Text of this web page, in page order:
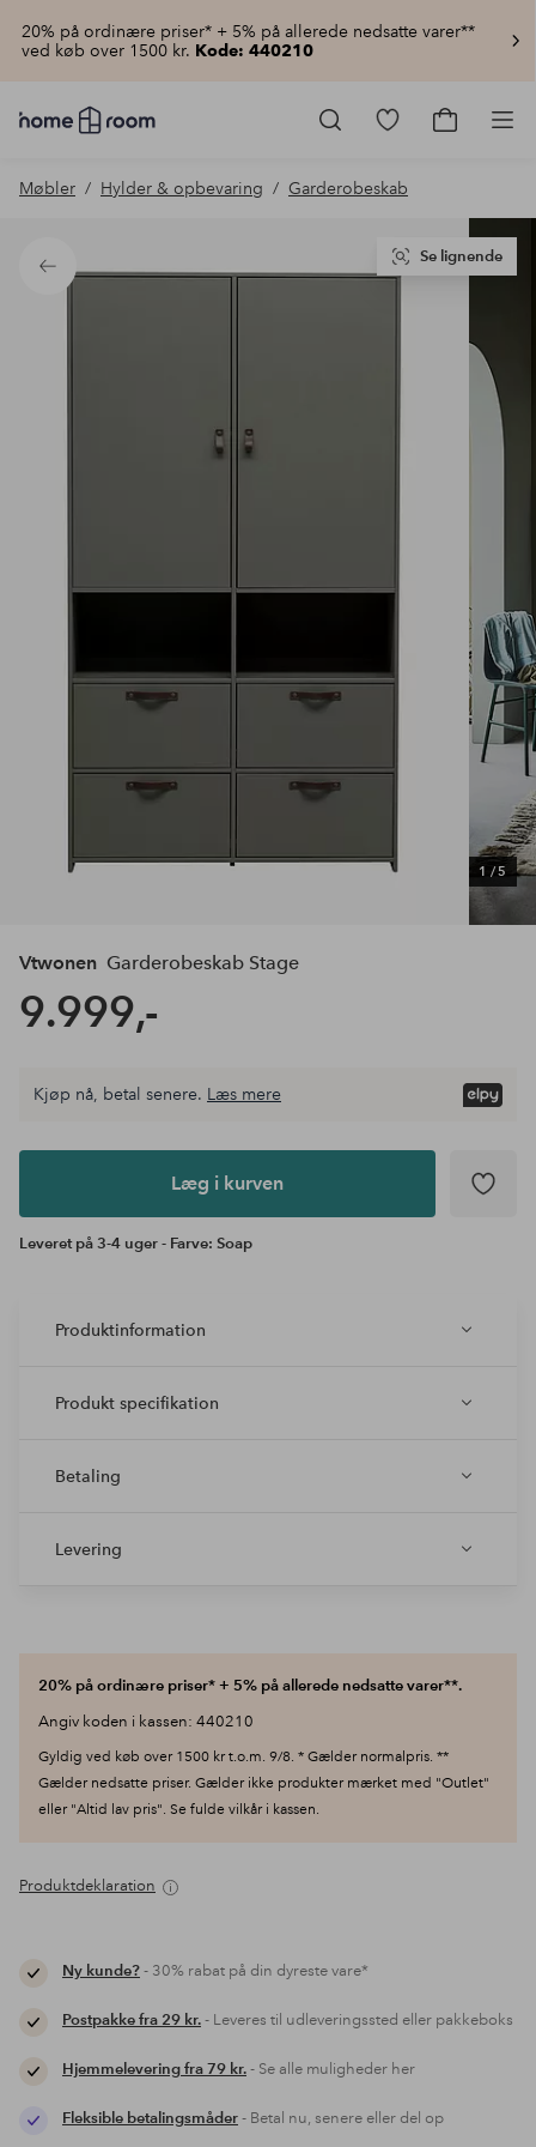
20% på ordinære priser* + 5% på allerede nedsatte varer**
ved køb over 1500 kr. Kode: 440210
Homeroom
–
hjemmet
pris
Gå
produkter
Gå
Møbler Hylder & opbevaring Garderobeskab
Tilbage
1 /5
Se lignende
Vtwonen Garderobeskab Stage
9.999,-
Læg i
Kjøp nå, betal senere. Læs mere
Læg i kurven
Leveret på 3-4 uger - Farve: Soap
Produktinformation
Produkt specifikation
Betaling
Levering
20% på ordinære priser* + 5% på allerede nedsatte varer**.
Angiv koden i kassen: 440210
Gyldig ved køb over 1500 kr t.o.m. 9/8. * Gælder normalpris. **
Gælder nedsatte priser. Gælder ikke produkter mærket med "Outlet"
eller "Altid lav pris". Se fulde vilkår i kassen.
Produktdeklaration
Ny kunde?- 30% rabat på din dyreste vare*
Postpakke fra 29 kr.- Leveres til udleveringssted eller pakkeboks
Hjemmelevering fra 79 kr.- Se alle muligheder her
Fleksible betalingsmåder- Betal nu, senere eller del op